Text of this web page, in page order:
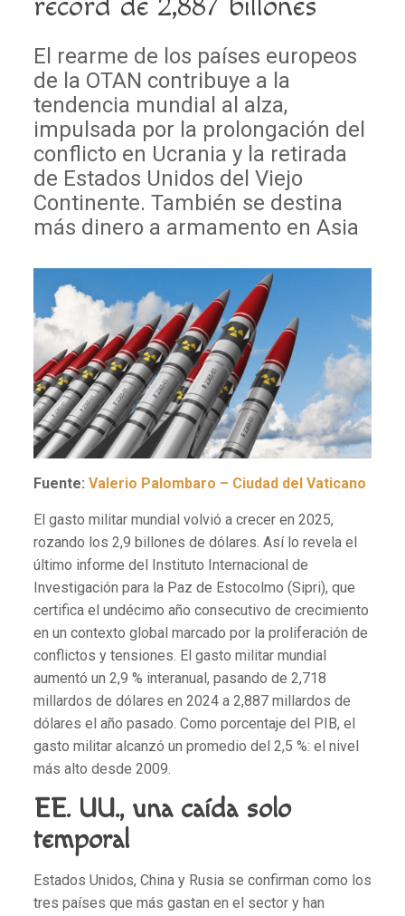
El rearme de los países europeos
de la OTAN contribuye a la
tendencia mundial al alza,
impulsada por la prolongación del
conflicto en Ucrania y la retirada
de Estados Unidos del Viejo
Continente. También se destina
más dinero a armamento en Asia
Fuente: Valerio Palombaro – Ciudad del Vaticano
El gasto militar mundial volvió a crecer en 2025,
rozando los 2,9 billones de dólares. Así lo revela el
último informe del Instituto Internacional de
Investigación para la Paz de Estocolmo (Sipri), que
certifica el undécimo año consecutivo de crecimiento
en un contexto global marcado por la proliferación de
conflictos y tensiones. El gasto militar mundial
aumentó un 2,9 % interanual, pasando de 2,718
millardos de dólares en 2024 a 2,887 millardos de
dólares el año pasado. Como porcentaje del PIB, el
gasto militar alcanzó un promedio del 2,5 %: el nivel
más alto desde 2009.
EE. UU., una caída solo
temporal
Estados Unidos, China y Rusia se confirman como los
tres países que más gastan en el sector y han